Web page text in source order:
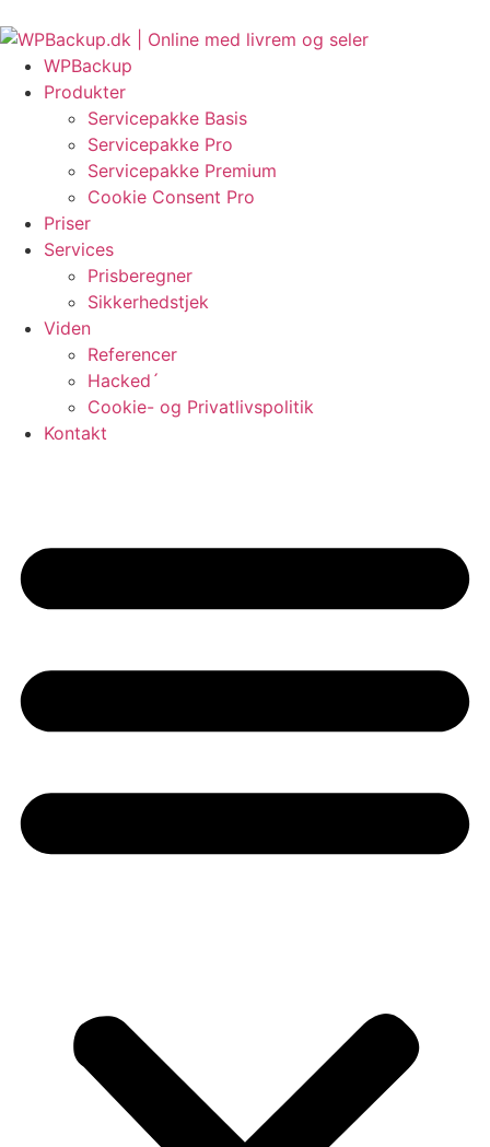
til
indholdWPBackup
Produkter
Servicepakke Basis
Servicepakke Pro
Servicepakke Premium
Cookie Consent Pro
Priser
Services
Prisberegner
Sikkerhedstjek
Viden
Referencer
Hacked´
Cookie- og Privatlivspolitik
Kontakt